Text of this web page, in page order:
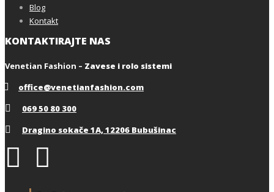
Blog
Kontakt
KONTAKTIRAJTE NAS
Venetian Fashion – Zavese i rolo sistemi
office@venetianfashion.com
069 50 80 300
Dragino sokače 1A, 12206 Bubušinac